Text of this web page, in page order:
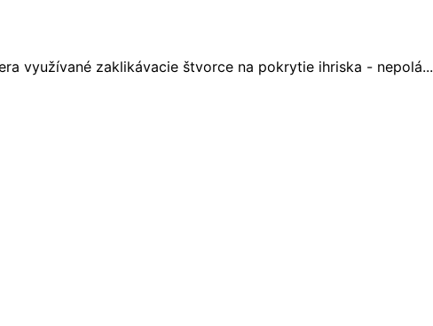
využívané zaklikávacie štvorce na pokrytie ihriska - nepolá...